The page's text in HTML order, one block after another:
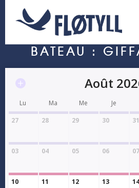
BATEAU :
Août
Lu Ma Me Je
27
28 29 30 31
03 04 05 06 07
10 11 12 13 14